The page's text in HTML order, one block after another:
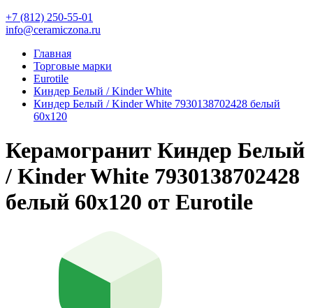
+7 (812) 250-55-01
info@ceramiczona.ru
Главная
Торговые марки
Eurotile
Киндер Белый / Kinder White
Киндер Белый / Kinder White 7930138702428 белый
60x120
Керамогранит Киндер Белый
/ Kinder White 7930138702428
белый 60x120 от Eurotile